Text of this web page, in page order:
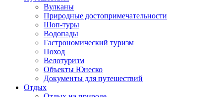
Вулканы
Природные достопримечательности
Шоп-туры
Водопады
Гастрономический туризм
Поход
Велотуризм
Объекты Юнеско
Документы для путешествий
Отдых